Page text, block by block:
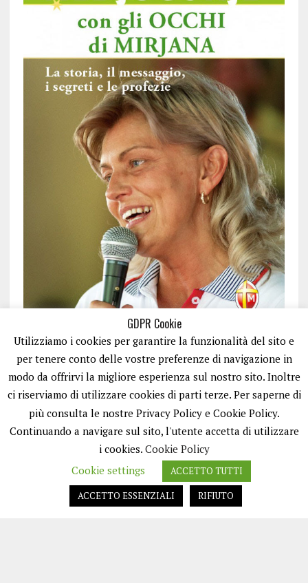
ISCRIVITI
GDPR Cookie
Utilizziamo i cookies per garantire la funzionalità del sito e
per tenere conto delle vostre preferenze di navigazione in
modo da offrirvi la migliore esperienza sul nostro sito. Inoltre
ci riserviamo di utilizzare cookies di parti terze. Per saperne di
più consulta le nostre Privacy Policy e Cookie Policy.
Continuando a navigare sul sito, l'utente accetta di utilizzare
i cookies. Cookie Policy
Cookie settings
ACCETTO TUTTI
ACCETTO ESSENZIALI
RIFIUTO